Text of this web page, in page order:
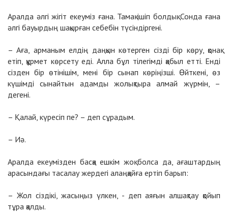
Аралда әлгі жігіт екеуміз ғана. Тамақ ішіп болдық. Сонда ғана
әлгі бауырдың шақырған себебін түсіндіргені.
– Аға, арманым елдің даңқын көтерген сізді бір көру, қонақ
етіп, құрмет көрсету еді. Алла бұл тілегімді қабыл етті. Енді
сізден бір өтінішім, мені бір сынап көріңізші. Өйткені, өз
күшімді сынайтын адамды жолықтыра алмай жүрмін, –
дегені.
– Қалай, күресіп пе? – деп сұрадым.
– Иә.
Аралда екеумізден басқа ешкім жоқ болса да, ағаштардың
арасындағы тасалау жердегі алаңқайға ертіп барып:
– Жол сіздікі, жасыңыз үлкен, - деп аяғын алшақтау қойып
тұра қалды.